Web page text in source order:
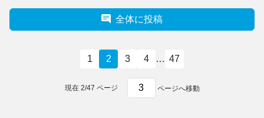
全体に投稿
1 2 3 4 … 47
現在 2/47 ページ ページへ移動